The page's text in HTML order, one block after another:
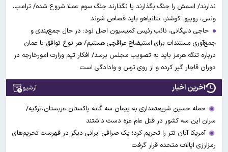
ندارند/ اسمش را جنگ بگذارند یا نگذارند جنگ سوم عملا شروع شده/ ترامپ،
ونس، روبیو، کوشنر، نتانیاهو باید قصاص شوند
حاجی دلیگانی، نائب رئیس کمیسیون اصل نود: در حال جمع‌بندی و
جمع‌آوری مستندات برای استیضاح عراقچی هستیم/ هر نوع توافق با عمان
درباره تنگه هرمز باید به تصویب مجلس برسد/ افکار تیم وزارت امورخارجه در
دوران قاجار گیر کرده و از روی ترس و وادادگی است
آخرین اخبار آرشیو
حمله حسین شریعتمداری به پیمان سه گانه پاکستان،عربستان،ترکیه/
سران این سه کشور در قتل عام غزه دست داشتند
آمریکا آبان تتر را تحریم کرد؛ یک صرافی ایرانی دیگر در فهرست تحریم‌های
رمزارزی ایالات متحده قرار گرفت